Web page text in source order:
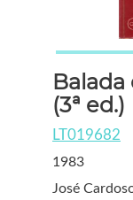
Balada
(3ª ed.)
LT019682
1983
José